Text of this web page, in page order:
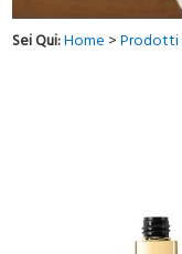
Sei Qui:Home >Prodotti